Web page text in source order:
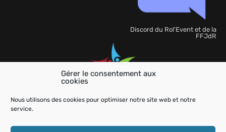
Gérer le consentement aux
cookies
Nous utilisons des cookies pour optimiser notre site web et notre
service.
Discord du Rol'Event et de la
FFJdR
de
l'événement